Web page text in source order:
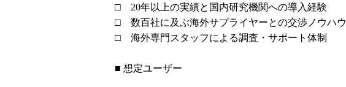
□ 20年以上の実績と国内研究機関への導入経験
□ 数百社に及ぶ海外サプライヤーとの交渉ノウハウ
□ 海外専門スタッフによる調査・サポート体制
■ 想定ユーザー